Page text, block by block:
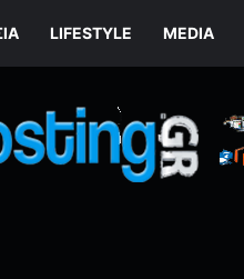
LIFESTYLE MEDIA